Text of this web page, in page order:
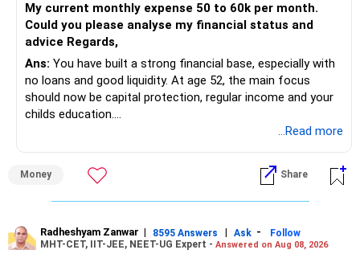
My current monthly expense 50 to 60k per month.
Could you please analyse my financial status and
advice Regards,
Ans: You have built a strong financial base, especially with
no loans and good liquidity. At age 52, the main focus
should now be capital protection, regular income and your
childs education.
– Your Rs.1 crore FD provides a strong safety base.
– You have around Rs.15 lakh separately for emergencies.
– The plot is another existing asset, but need not be
increased.
...Read more
Money Share
Radheshyam Zanwar | 8595 Answers | Ask -
Follow
MHT-CET, IIT-JEE, NEET-UG Expert - Answered on Aug 08, 2026